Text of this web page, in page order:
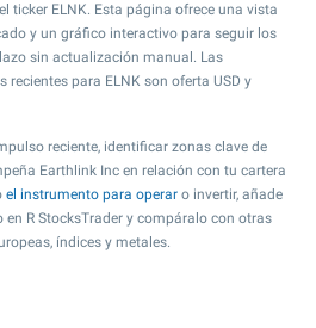
ticker ELNK. Esta página ofrece una vista
y un gráfico interactivo para seguir los
sin actualización manual. Las
recientes para ELNK son oferta USD y
reciente, identificar zonas clave de
Earthlink Inc en relación con tu cartera
el instrumento para operar o invertir, añade
R StocksTrader y compáralo con otras
índices y metales.